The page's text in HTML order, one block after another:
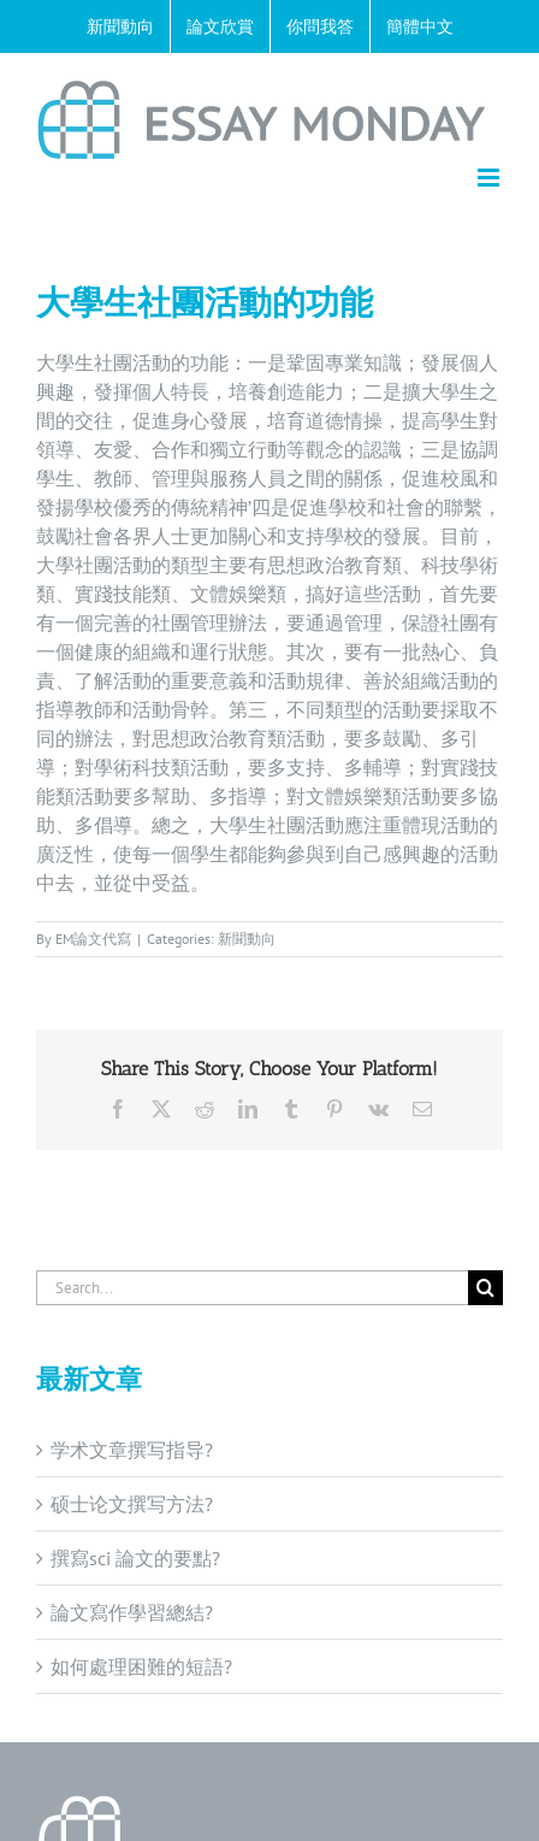
新聞動向 論文欣賞 你問我答 簡體中文
大學生社團活動的功能
大學生社團活動的功能：一是鞏固專業知識；發展個人
興趣，發揮個人特長，培養創造能力；二是擴大學生之
間的交往，促進身心發展，培育道德情操，提高學生對
領導、友愛、合作和獨立行動等觀念的認識；三是協調
學生、教師、管理與服務人員之間的關係，促進校風和
發揚學校優秀的傳統精神’四是促進學校和社會的聯繫，
鼓勵社會各界人士更加關心和支持學校的發展。目前，
大學社團活動的類型主要有思想政治教育類、科技學術
類、實踐技能類、文體娛樂類，搞好這些活動，首先要
有一個完善的社團管理辦法，要通過管理，保證社團有
一個健康的組織和運行狀態。其次，要有一批熱心、負
責、了解活動的重要意義和活動規律、善於組織活動的
指導教師和活動骨幹。第三，不同類型的活動要採取不
同的辦法，對思想政治教育類活動，要多鼓勵、多引
導；對學術科技類活動，要多支持、多輔導；對實踐技
能類活動要多幫助、多指導；對文體娛樂類活動要多協
助、多倡導。總之，大學生社團活動應注重體現活動的
廣泛性，使每一個學生都能夠參與到自己感興趣的活動
中去，並從中受益。
By EM論文代寫 | Categories: 新聞動向
Share This Story, Choose Your Platform!
Facebook RedditLinkedInTumblr Pinterest
Vk Email
Search
for:
最新文章
学术文章撰写指导?
硕士论文撰写方法?
撰寫sci 論文的要點?
論文寫作學習總結?
如何處理困難的短語?